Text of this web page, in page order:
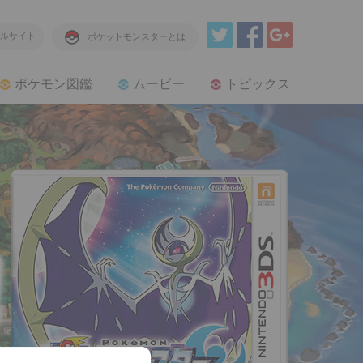
サイト ポケットモンスターとは
ポケモン図鑑 ムービー トピックス